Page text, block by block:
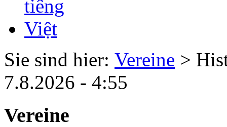
Sie sind hier: Vereine >
7.8.2026 - 4:55
Vereine